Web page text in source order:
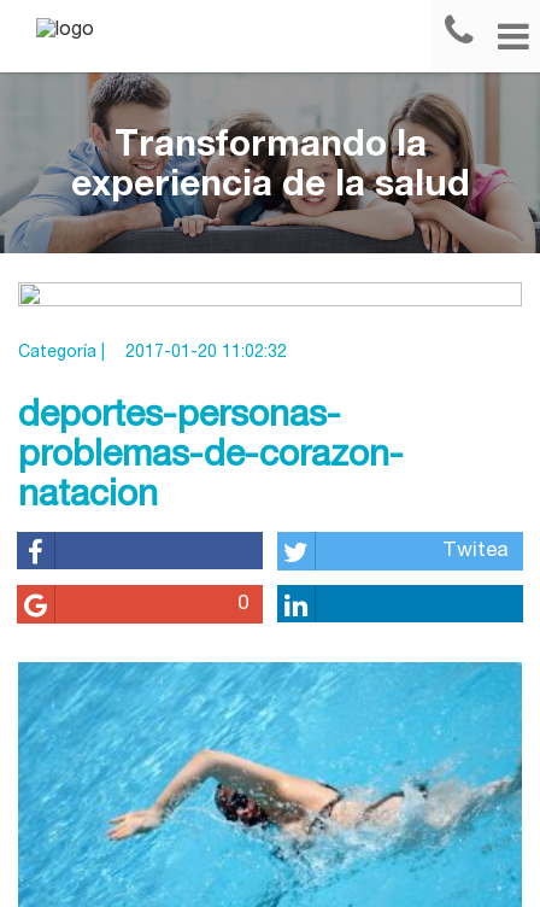
Transformando la
experiencia de la salud
Categoría | 2017-01-20 11:02:32
deportes-personas-
problemas-de-corazon-
natacion
Twitea
0